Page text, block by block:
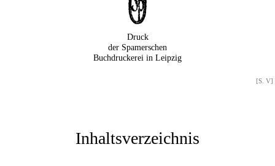
Druck
der Spamerschen
Buchdruckerei in Leipzig
[S. V]
Inhaltsverzeichnis